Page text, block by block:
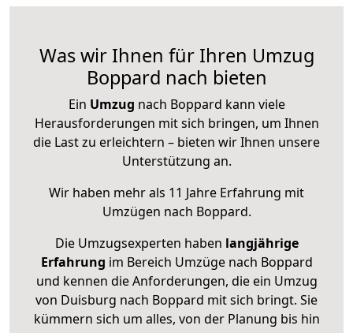
Was wir Ihnen für Ihren Umzug
Boppard nach bieten
Ein Umzug nach Boppard kann viele
Herausforderungen mit sich bringen, um Ihnen
die Last zu erleichtern – bieten wir Ihnen unsere
Unterstützung an.
Wir haben mehr als 11 Jahre Erfahrung mit
Umzügen nach Boppard.
Die Umzugsexperten haben langjährige
Erfahrung im Bereich Umzüge nach Boppard
und kennen die Anforderungen, die ein Umzug
von Duisburg nach Boppard mit sich bringt. Sie
kümmern sich um alles, von der Planung bis hin